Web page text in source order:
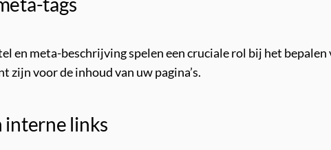
en meta-beschrijving spelen een cruciale rol bij het
zijn voor de inhoud van uw pagina’s.
interne links